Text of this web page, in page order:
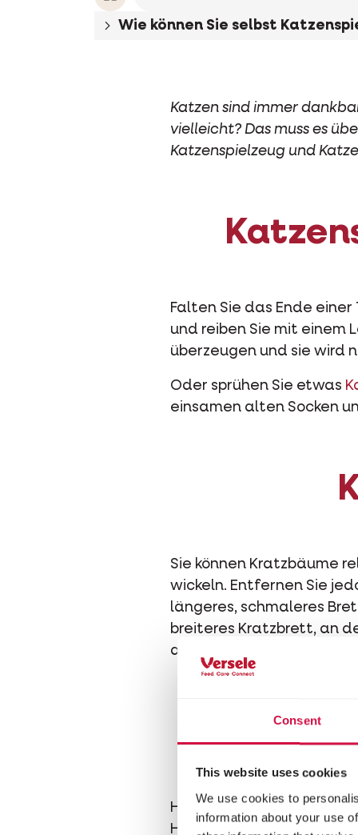
Consent
This website uses cookies
We use cookies to
information about your use
Wie können Sie selbst
Katzen sind immer
vielleicht? Das muss es
Katzenspielzeug und
Falten Sie das Ende
und reiben Sie mit einem
überzeugen und sie wird
Oder sprühen Sie etwas
einsamen alten Socken
Sie können Kratzbäume
wickeln. Entfernen Sie
längeres, schmaleres
breiteres Kratzbrett, an
die Nutzung zu fördern,
Der
Haben Sie es auch schon
Haustier interessiert sich